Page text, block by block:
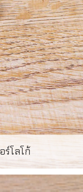
ร์โลโก้
มยิงเลเซอร์โลโก้